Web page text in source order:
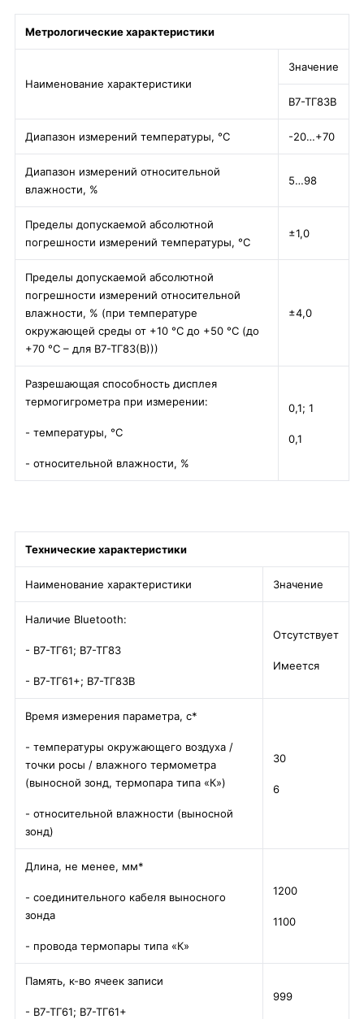
Метрологические характеристики
Наименование характеристики
Значение
В7-ТГ83В
Диапазон измерений температуры, °С -20…+70
Диапазон измерений относительной
влажности, %
5…98
Пределы допускаемой абсолютной
погрешности измерений температуры, °С
±1,0
Пределы допускаемой абсолютной
погрешности измерений относительной
влажности, % (при температуре
окружающей среды от +10 °С до +50 °С (до
+70 °С – для В7-ТГ83(В)))
±4,0
Разрешающая способность дисплея
термогигрометра при измерении:
- температуры, °С
- относительной влажности, %
0,1; 1
0,1
Технические характеристики
Наименование характеристики Значение
Наличие Bluetooth:
- В7-ТГ61; В7-ТГ83
- В7-ТГ61+; В7-ТГ83В
Отсутствует
Имеется
Время измерения параметра, с*
- температуры окружающего воздуха /
точки росы / влажного термометра
(выносной зонд, термопара типа «К»)
- относительной влажности (выносной
зонд)
30
6
Длина, не менее, мм*
- соединительного кабеля выносного
зонда
- провода термопары типа «К»
1200
1100
Память, к-во ячеек записи
- В7-ТГ61; В7-ТГ61+
999